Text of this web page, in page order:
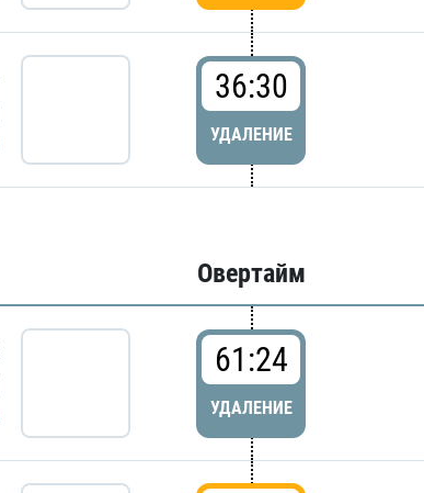
36:30
УДАЛЕНИЕ
Овертайм
61:24
УДАЛЕНИЕ